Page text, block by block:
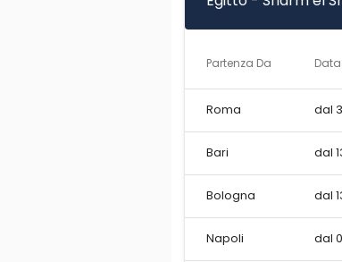
Partenza Da Data
Roma dal
Bari dal
Bologna dal
Napoli dal